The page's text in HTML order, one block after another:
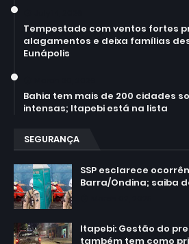
Tempestade com ventos fortes
alagamentos e deixa famílias
Eunápolis
Bahia tem mais de 200 cidades
intensas; Itapebi está na lista
SEGURANÇA
SSP esclarece
Barra/Ondina; saiba
Itapebi: Gestão do
também tem como